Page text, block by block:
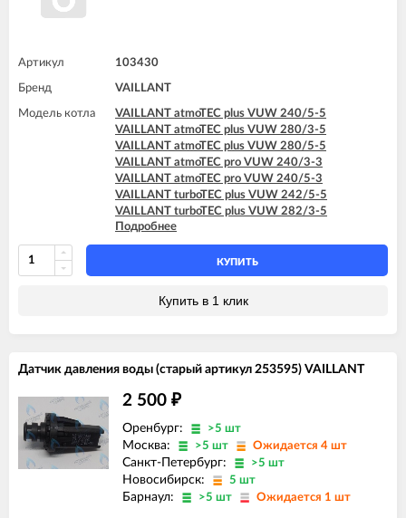
Артикул 103430
Бренд VAILLANT
Модель котла
VAILLANT atmoTEC plus VUW 240/5-5
VAILLANT atmoTEC plus VUW 280/3-5
VAILLANT atmoTEC plus VUW 280/5-5
VAILLANT atmoTEC pro VUW 240/3-3
VAILLANT atmoTEC pro VUW 240/5-3
VAILLANT turboTEC plus VUW 242/5-5
VAILLANT turboTEC plus VUW 282/3-5
VAILLANT turboTEC plus VUW 282/5-5
VAILLANT turboTEC plus VUW 322/3-5
VAILLANT turboTEC plus VUW 362/3-5
VAILLANT turboTEC pro VUW 242/3-3
Подробнее
КУПИТЬ
Купить в 1 клик
Датчик давления воды (старый артикул 253595) VAILLANT
2 500 ₽
Оренбург: >5 шт
Москва: >5 шт Ожидается 4 шт
Санкт-Петербург: >5 шт
Новосибирск: 5 шт
Барнаул: >5 шт Ожидается 1 шт